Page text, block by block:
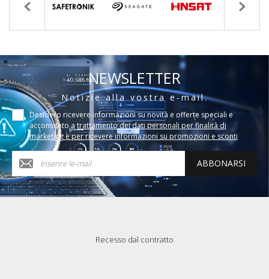
NEWSLETTER
Notizie alla vostra e-mail.
Desidero ricevere informazioni su novità e offerte speciali e
acconsento a trattamento dei dati personali per finalità di
marketing e per ricevere informazioni su promozioni e sconti
ABBONARSI
Recesso dal contratto